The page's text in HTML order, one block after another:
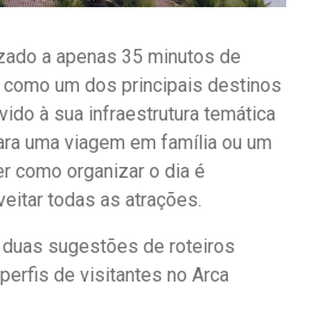
a apenas 35 minutos de
um dos principais destinos
à sua infraestrutura temática
uma viagem em família ou um
como organizar o dia é
todas as atrações.
sugestões de roteiros
de visitantes no Arca